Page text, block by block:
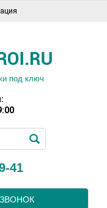
под ключ
41